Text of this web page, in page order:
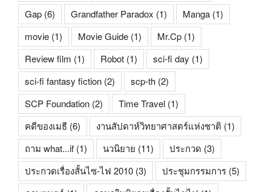
Gap (6) Grandfather Paradox (1) Manga (1)
movie (1) Movie Guide (1) Mr.Cp (1)
Review film (1) Robot (1) sci-fi day (1)
sci-fi fantasy fiction (2) scp-th (2)
SCP Foundation (2) Time Travel (1)
คดีของเมธี (6) งานสัปดาห์วิทยาศาสตร์แห่งชาติ (1)
ถาม what...if (1) นวนิยาย (11) ประกวด (3)
ประกวดเรื่องสั้นไซ-ไฟ 2010 (3) ประชุมกรรมการ (5)